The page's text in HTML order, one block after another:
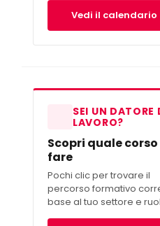
Vedi il calendario
SEI UN DATORE
LAVORO?
Scopri quale
fare
Pochi clic per trovare il
percorso formativo
base al tuo settore e